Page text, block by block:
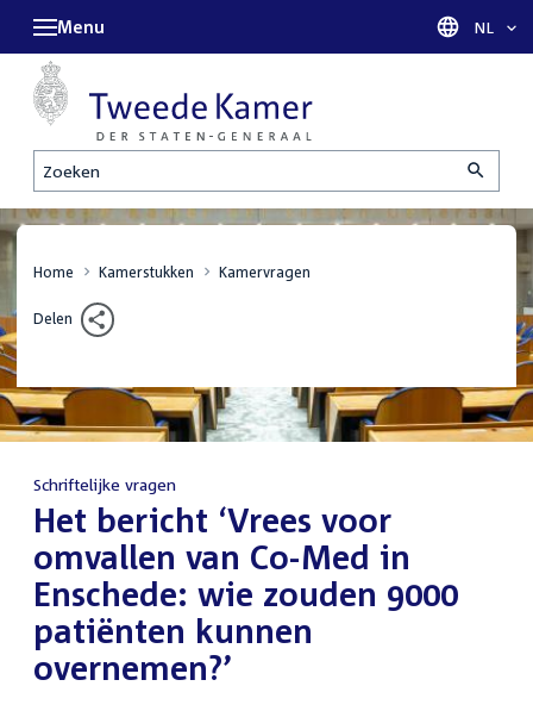
Zoeken
Menu Taal
NL
Home Kamerstukken Kamervragen
Delen
Schriftelijke vragen
:Het bericht ‘Vrees voor
omvallen van Co-Med in
Enschede: wie zouden 9000
patiënten kunnen
overnemen?’